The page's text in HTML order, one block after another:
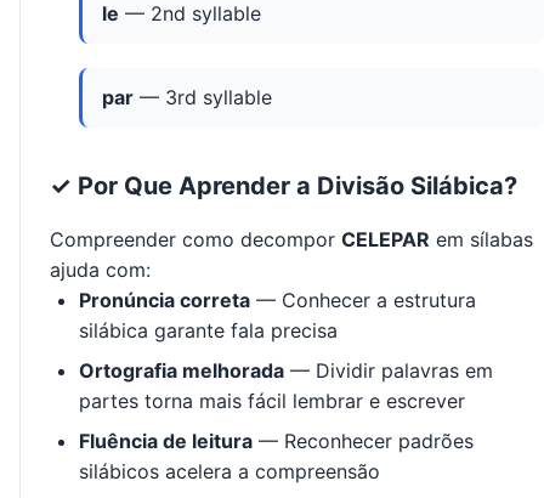
le — 2nd syllable
par — 3rd syllable
✓ Por Que Aprender a Divisão Silábica?
Compreender como decompor CELEPAR em sílabas
ajuda com:
Pronúncia correta — Conhecer a estrutura
silábica garante fala precisa
Ortografia melhorada — Dividir palavras em
partes torna mais fácil lembrar e escrever
Fluência de leitura — Reconhecer padrões
silábicos acelera a compreensão